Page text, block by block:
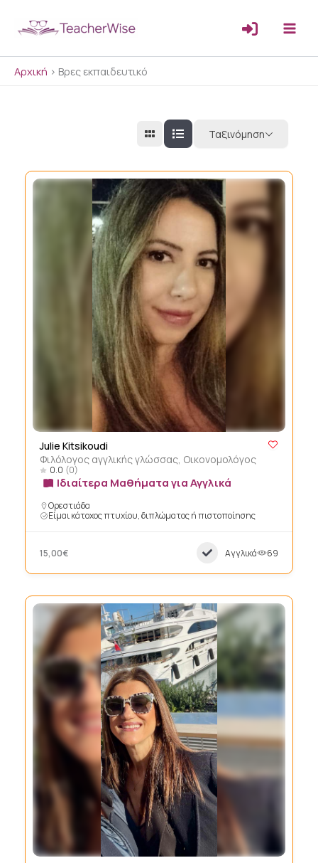
Αρχική > Βρες εκπαιδευτικό
Ταξινόμηση
Julie Kitsikoudi
Φιλόλογος αγγλικής γλώσσας, Οικονομολόγος
0.0 (0)
Ιδιαίτερα Μαθήματα για Αγγλικά
Ορεστιάδα
Είμαι κάτοχος πτυχίου, διπλώματος ή πιστοποίησης
15,00€ Αγγλικά 69